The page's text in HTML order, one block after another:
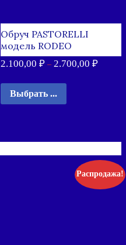
Обруч PASTORELLI
модель RODEO
2.100,00 ₽– 2.700,00 ₽
Выбрать ...
Распродажа!